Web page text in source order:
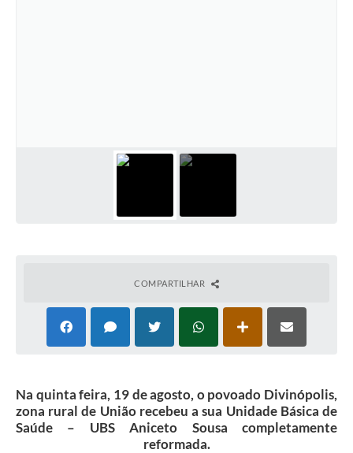
COMPARTILHAR
Na quinta feira, 19 de agosto, o povoado Divinópolis,
zona rural de União recebeu a sua Unidade Básica de
Saúde – UBS Aniceto Sousa completamente
reformada.